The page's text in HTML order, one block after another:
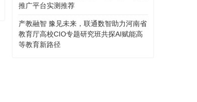
推广平台实测推荐
产教融智 豫见未来，联通数智助力河南省
教育厅高校CIO专题研究班共探AI赋能高
等教育新路径